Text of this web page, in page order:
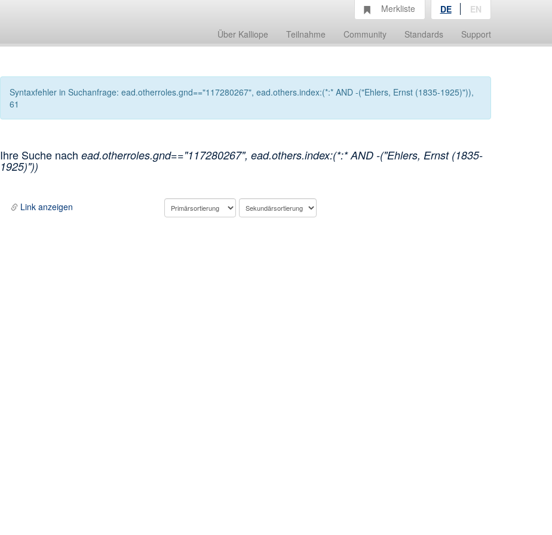
Über Kalliope Teilnahme Community Standards Support
Merkliste DE EN
Syntaxfehler in Suchanfrage: ead.otherroles.gnd=="117280267", ead.others.index:(*:* AND -("Ehlers, Ernst (1835-1925)")),
61
Ihre Suche nach ead.otherroles.gnd=="117280267", ead.others.index:(*:* AND -("Ehlers, Ernst (1835-
1925)"))
Link anzeigen